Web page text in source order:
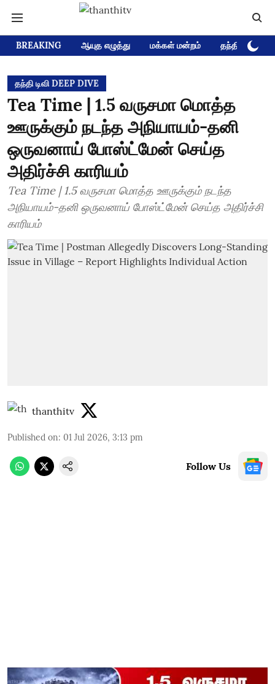
BREAKING ஆயுத எழுத்து மக்கள் மன்றம் தந்தி டிவி
தந்தி டிவி DEEP DIVE
Tea Time | 1.5 வருசமா மொத்த
ஊருக்கும் நடந்த அநியாயம்-தனி
ஒருவனாய் போஸ்ட்மேன் செய்த
அதிர்ச்சி காரியம்
Tea Time | 1.5 வருசமா மொத்த ஊருக்கும் நடந்த
அநியாயம்-தனி ஒருவனாய் போஸ்ட்மேன் செய்த அதிர்ச்சி
காரியம்
thanthitv
Published on: 01 Jul 2026, 3:13 pm
Follow Us